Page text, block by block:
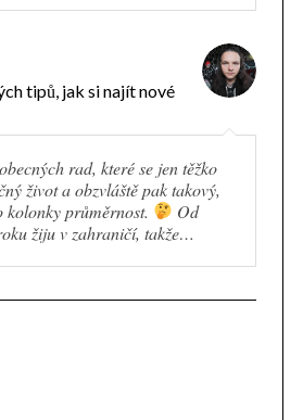
tipů, jak si najít nové
rad, které se jen těžko
život a obzvláště pak takový,
kolonky průměrnost.
Od
žiju v zahraničí, takže…